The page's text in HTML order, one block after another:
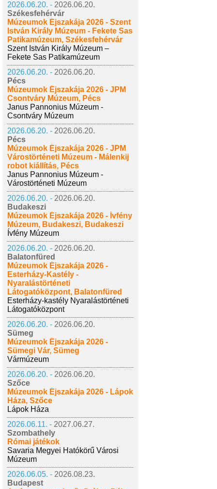
2026.06.20. - 2026.06.20.
Székesfehérvár
Múzeumok Éjszakája 2026 - Szent
István Király Múzeum - Fekete Sas
Patikamúzeum, Székesfehérvár
Szent István Király Múzeum –
Fekete Sas Patikamúzeum
2026.06.20. - 2026.06.20.
Pécs
Múzeumok Éjszakája 2026 - JPM
Csontváry Múzeum, Pécs
Janus Pannonius Múzeum -
Csontváry Múzeum
2026.06.20. - 2026.06.20.
Pécs
Múzeumok Éjszakája 2026 - JPM
Várostörténeti Múzeum - Málenkij
robot kiállítás, Pécs
Janus Pannonius Múzeum -
Várostörténeti Múzeum
2026.06.20. - 2026.06.20.
Budakeszi
Múzeumok Éjszakája 2026 - Ívfény
Múzeum, Budakeszi, Budakeszi
Ívfény Múzeum
2026.06.20. - 2026.06.20.
Balatonfüred
Múzeumok Éjszakája 2026 -
Esterházy-Kastély -
Nyaralástörténeti
Látogatóközpont, Balatonfüred
Esterházy-kastély Nyaralástörténeti
Látogatóközpont
2026.06.20. - 2026.06.20.
Sümeg
Múzeumok Éjszakája 2026 -
Sümegi Vár, Sümeg
Vármúzeum
2026.06.20. - 2026.06.20.
Szőce
Múzeumok Éjszakája 2026 - Lápok
Háza, Szőce
Lápok Háza
2026.06.11. - 2027.06.27.
Szombathely
Római játékok
Savaria Megyei Hatókörű Városi
Múzeum
2026.06.05. - 2026.08.23.
Budapest